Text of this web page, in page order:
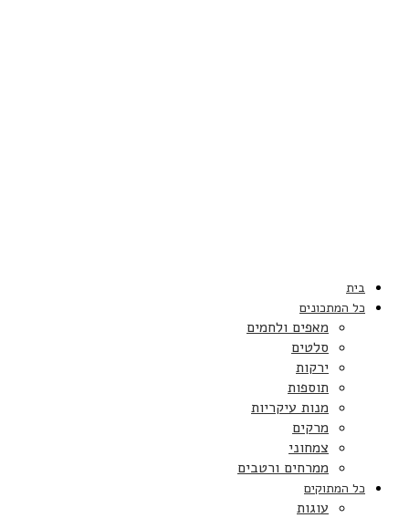
בית
כל המתכונים
מאפים ולחמים
סלטים
ירקות
תוספות
מנות עיקריות
מרקים
צמחוני
ממרחים ורטבים
כל המתוקים
עוגות